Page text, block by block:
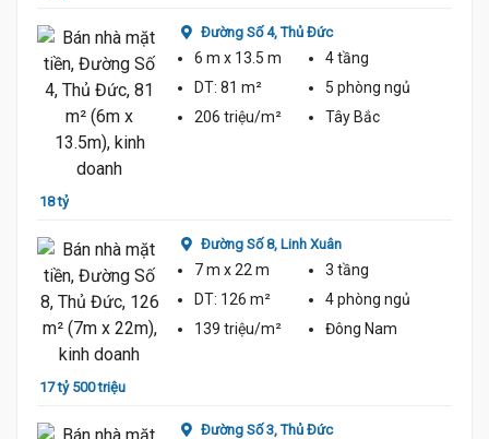
18 tỷ
Đường Số 4,Thủ Đức
6 m x 13.5 m
4 tầng
DT: 81 m² 5 phòng ngủ
206 triệu/m²
Tây Bắc
17 tỷ 500 triệu
Đường Số 8, Linh Xuân
7 m x 22 m
3 tầng
DT: 126 m² 4 phòng ngủ
139 triệu/m²
Đông Nam
Đường Số 3,Thủ Đức